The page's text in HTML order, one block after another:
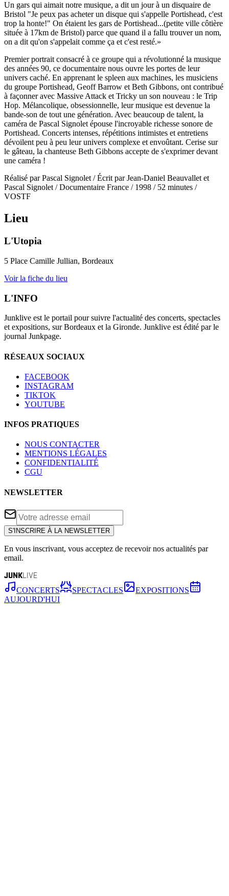
Un gars qui aimait notre musique, a dit un jour à un disquaire de
Bristol "Je peux pas acheter un disque qui s'appelle Portishead, c'est
trop la honte!" On étaient les gars de Portishead...(petite ville côtière
située à 17km de Bristol) parce que quand il a fallu trouver un nom,
on a dit qu'on s'appelait comme ça et c'est resté.»
Premier portrait consacré à ce groupe qui a révolutionné la musique
des années 90, ce documentaire nous ouvre les portes de leur
univers caché. En apprenant le spleen aux machines, les musiciens
du groupe Portishead, Geoff Barrow et Beth Gibbons, ont contribué
à façonner avec Massive Attack et Tricky un son nouveau : le Trip
Hop. Mélancolique, obsessionnelle, leur musique est devenue la
bande-son de tout une génération. Avec beaucoup de talent, la
caméra de Pascal Signolet épouse l'incroyable richesse sonore de
Portishead. Concerts intenses, répétitions intimistes et entretiens
dévoilent peu à peu leur univers complexe et envoûtant. Cerise sur
le gâteau, la chanteuse Beth Gibbons accepte de s'exprimer devant
une caméra !
Réalisé par Pascal Signolet / Écrit par Jean-Daniel Beauvallet et
Pascal Signolet / Documentaire France / 1998 / 52 minutes /
VOSTF
Lieu
L'Utopia
5 Place Camille Jullian, Bordeaux
Voir la fiche du lieu
L'INFO
Junklive est le portail pour suivre l'actualité des concerts, spectacles
et expositions, sur Bordeaux et la Gironde. Junklive est édité par le
journal Junkpage.
RÉSEAUX SOCIAUX
FACEBOOK
INSTAGRAM
TIKTOK
YOUTUBE
INFOS PRATIQUES
NOUS CONTACTER
MENTIONS LÉGALES
CONFIDENTIALITÉ
CGU
NEWSLETTER
S'INSCRIRE À LA NEWSLETTER
En vous inscrivant, vous acceptez de recevoir nos actualités par
email.
JUNKLIVE
CONCERTS SPECTACLES
EXPOSITIONS
AUJOURD'HUI